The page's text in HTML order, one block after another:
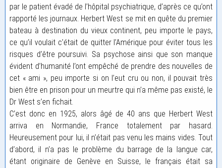
par le patient évadé de l’hôpital psychiatrique, d’après ce qu’ont
rapporté les journaux. Herbert West se mit en quête du premier
bateau à destination du vieux continent, peu importe le pays,
ce qu’il voulait c’était de quitter l’Amérique pour éviter tous les
risques d’être poursuivi. Sa psychose ainsi que son manque
évident d’humanité l’ont empêché de prendre des nouvelles de
cet « ami », peu importe si on l’eut cru ou non, il pouvait très
bien être en prison pour un meurtre qui n’a même pas existé, le
Dr West s’en fichait.
C’est donc en 1925, alors âgé de 40 ans que Herbert West
arriva en Normandie, France totalement par hasard.
Heureusement pour lui, il n’était pas venu les mains vides. Tout
d’abord, il n’a pas le problème du barrage de la langue car,
étant originaire de Genève en Suisse, le français était sa